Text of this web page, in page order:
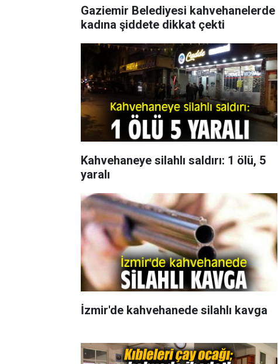
Gaziemir Belediyesi kahvehanelerde
kadına şiddete dikkat çekti
Kahvehaneye silahlı saldırı: 1 ölü, 5
yaralı
İzmir'de kahvehanede silahlı kavga